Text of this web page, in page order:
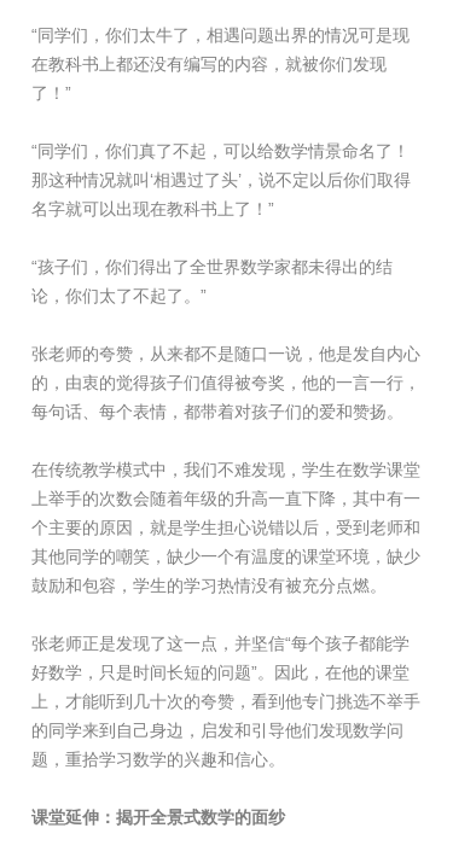
“同学们，你们太牛了，相遇问题出界的情况可是现
在教科书上都还没有编写的内容，就被你们发现
了！”
“同学们，你们真了不起，可以给数学情景命名了！
那这种情况就叫‘相遇过了头’，说不定以后你们取得
名字就可以出现在教科书上了！”
“孩子们，你们得出了全世界数学家都未得出的结
论，你们太了不起了。”
张老师的夸赞，从来都不是随口一说，他是发自内心
的，由衷的觉得孩子们值得被夸奖，他的一言一行，
每句话、每个表情，都带着对孩子们的爱和赞扬。
在传统教学模式中，我们不难发现，学生在数学课堂
上举手的次数会随着年级的升高一直下降，其中有一
个主要的原因，就是学生担心说错以后，受到老师和
其他同学的嘲笑，缺少一个有温度的课堂环境，缺少
鼓励和包容，学生的学习热情没有被充分点燃。
张老师正是发现了这一点，并坚信“每个孩子都能学
好数学，只是时间长短的问题”。因此，在他的课堂
上，才能听到几十次的夸赞，看到他专门挑选不举手
的同学来到自己身边，启发和引导他们发现数学问
题，重拾学习数学的兴趣和信心。
课堂延伸：揭开全景式数学的面纱